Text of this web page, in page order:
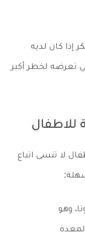
كان لديه
تعرضه لخطر أكبر
للاطفال
لا تنسى اتباع
وهو